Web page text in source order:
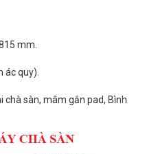
mm.
ác quy).
chà sàn, mâm gắn pad, Bình